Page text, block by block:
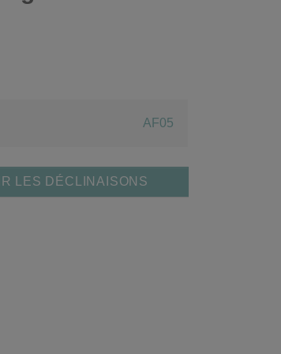
AF05
LES DÉCLINAISONS